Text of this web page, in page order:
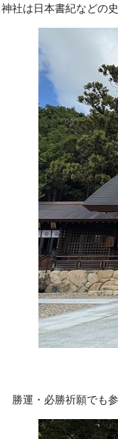
社は日本書紀などの
勝運・必勝祈願でも